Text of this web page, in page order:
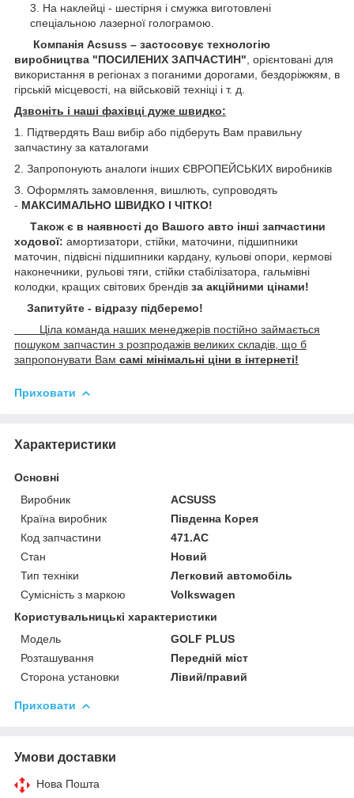
На наклейці - шестірня і смужка виготовлені
спеціальною лазерної голограмою.
Компанія Acsuss – застосовує технологію
виробництва "ПОСИЛЕНИХ ЗАПЧАСТИН" , орієнтовані для
використання в регіонах з поганими дорогами, бездоріжжям, в
гірській місцевості, на військовій техніці і т. д.
Дзвоніть і наші фахівці дуже швидко:
1. Підтвердять Ваш вибір або підберуть Вам правильну
запчастину за каталогами
2. Запропонують аналоги інших ЄВРОПЕЙСЬКИХ виробників
3. Оформлять замовлення, вишлють, супроводять
- МАКСИМАЛЬНО ШВИДКО І ЧІТКО!
Також є в наявності до Вашого авто інші запчастини
ходової: амортизатори, стійки, маточини, підшипники
маточин, підвісні підшипники кардану, кульові опори, кермові
наконечники, рульові тяги, стійки стабілізатора, гальмівні
колодки, кращих світових брендів за акційними цінами!
Запитуйте - відразу підберемо!
Ціла команда наших менеджерів постійно займається
пошуком запчастин з розпродажів великих складів, що б
запропонувати Вам самі мінімальні ціни в інтернеті!
Приховати
Характеристики
Основні
Виробник
ACSUSS
Країна виробник
Південна Корея
Код запчастини
471.AC
Стан
Новий
Тип техніки
Легковий автомобіль
Сумісність з маркою
Volkswagen
Користувальницькі характеристики
Мoдель
GOLF PLUS
Розташування
Передній міст
Сторона установки
Лівий/правий
Приховати
Умови доставки
Нова Пошта